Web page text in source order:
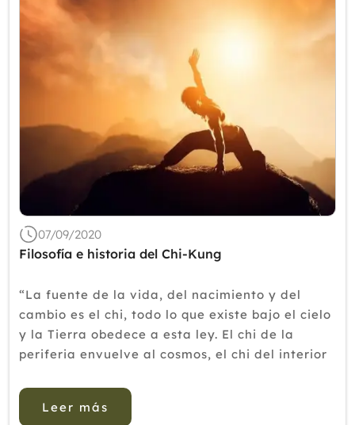
07/09/2020
Filosofía e historia del Chi-Kung
“La fuente de la vida, del nacimiento y del
cambio es el chi, todo lo que existe bajo el cielo
y la Tierra obedece a esta ley. El chi de la
periferia envuelve al cosmos, el chi del interior
hayan oído hablar jamás de...
Leer más